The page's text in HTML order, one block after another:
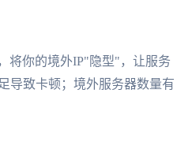
将你的境外IP"隐型"，让服务
导致卡顿；境外服务器数量有